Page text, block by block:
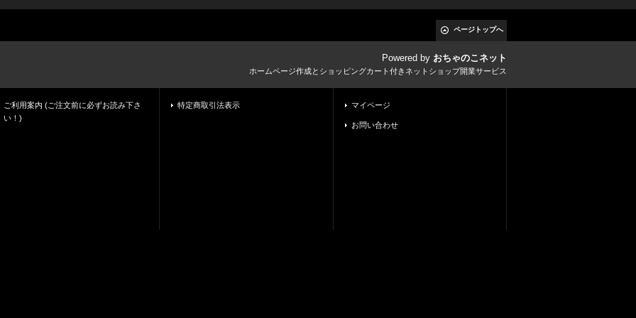
ページトップへ
Powered by おちゃのこネット
ホームページ作成とショッピングカート付きネットショップ開業サービス
ご利用案内 (ご注文前に必ずお読み下さ
い！)
特定商取引法表示 マイページ
お問い合わせ